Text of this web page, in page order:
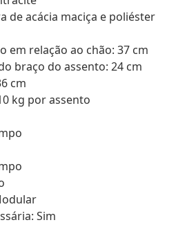
de acácia maciça e poliéster
em relação ao chão: 37 cm
braço do assento: 24 cm
cm
kg por assento
Sim